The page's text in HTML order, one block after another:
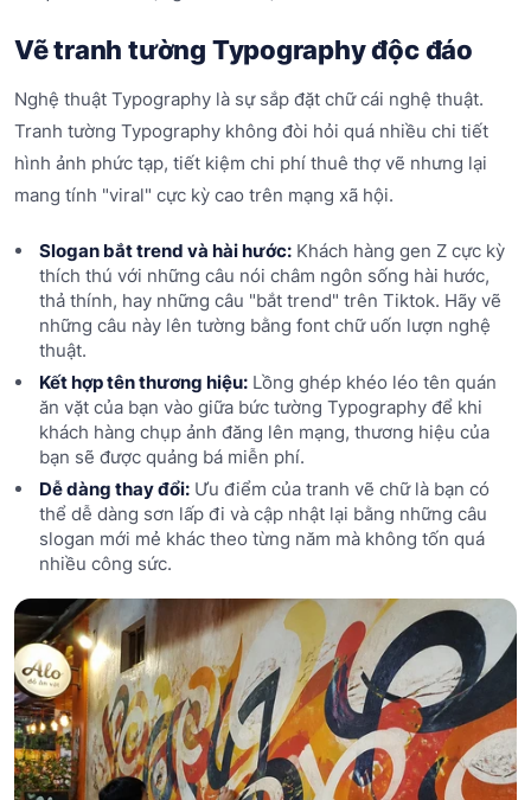
Vẽ tranh tường Typography độc đáo
Nghệ thuật Typography là sự sắp đặt chữ cái nghệ thuật.
Tranh tường Typography không đòi hỏi quá nhiều chi tiết
hình ảnh phức tạp, tiết kiệm chi phí thuê thợ vẽ nhưng lại
mang tính "viral" cực kỳ cao trên mạng xã hội.
Slogan bắt trend và hài hước:Khách hàng gen Z cực kỳ
thích thú với những câu nói châm ngôn sống hài hước,
thả thính, hay những câu "bắt trend" trên Tiktok. Hãy vẽ
những câu này lên tường bằng font chữ uốn lượn nghệ
thuật.
Kết hợp tên thương hiệu:Lồng ghép khéo léo tên quán
ăn vặt của bạn vào giữa bức tường Typography để khi
khách hàng chụp ảnh đăng lên mạng, thương hiệu của
bạn sẽ được quảng bá miễn phí.
Dễ dàng thay đổi:Ưu điểm của tranh vẽ chữ là bạn có
thể dễ dàng sơn lấp đi và cập nhật lại bằng những câu
slogan mới mẻ khác theo từng năm mà không tốn quá
nhiều công sức.